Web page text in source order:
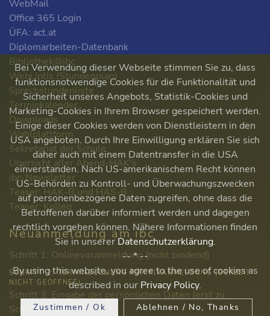
WebMail
Office 365 Login
ÜFA: act.at
Diplomarbeiten-Datenbank
Bibliothek@ibc
WebUntis (Stundenplan)
Sprechstundenliste
Terminkalender
Downloads
Wahlplattform
Sekretariat der Schule
Übersicht aller Abend-HAK's
ibc-Newsletter
Teaser: HAK-B und HAS-B
Teaser: Kolleg
Neuanmeldung am ibc
Schritt 1: Onlinevoranmeldung (nicht bindend)
SCHRITT 2: TERMINBUCHUNG FÜR FIXANMELDUNG (DERZEIT
NICHT GEÖFFNET)
Schritt 3: Eingabe der persönlichen Daten (erst zu
Schulbeginn!)
Bei Verwendung dieser Webseite stimmen Sie zu, dass
funktionsnotwendige Cookies für die Funktionalität und
Sicherheit unseres Angebots, Statistik-Cookies und
Marketing-Cookies in Ihrem Browser gespeichert werden.
Einige dieser Cookies werden von Dienstleistern in den
USA angeboten. Durch Ihre Einwilligung erklären Sie sich
daher auch mit einem Datentransfer in die USA
einverstanden. Nach US-amerikanischem Recht können
US-Behörden zu Kontroll- und Überwachungszwecken
auf personenbezogene Daten zugreifen, ohne dass die
Betroffenen darüber informiert werden und dagegen
rechtlich vorgehen können. Nähere Informationen finden
Sie in unsererDatenschutzerklärung.
-- * --
By using this website, you agree to the use of cookies as
described in our Privacy Policy.
Zustimmen / Ok Ablehnen / No, Thanks